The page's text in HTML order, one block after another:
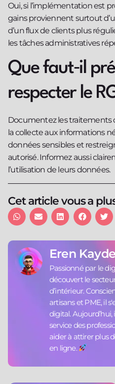
Oui, si l’implémentation est
gains proviennent surtout
d’un flux de clients plus
les tâches administratives
Que faut‑il
respecter le
Documentez les traitements
la collecte aux informations
données sensibles et
autorisé. Informez aussi
l’utilisation de leurs données.
Cet article vous a
Eren
Passionné par le
découvert le
d’intérieur.
artisans et PME, il
digital.
service des
aider à attirer plus
en ligne.